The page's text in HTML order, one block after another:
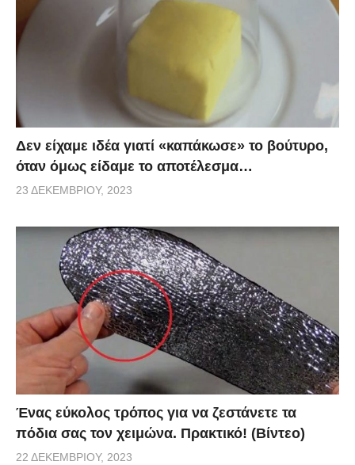
Δεν είχαμε ιδέα γιατί «καπάκωσε» το βούτυρο,
όταν όμως είδαμε το αποτέλεσμα…
23 ΔΕΚΕΜΒΡΊΟΥ, 2023
Ένας εύκολος τρόπος για να ζεστάνετε τα
πόδια σας τον χειμώνα. Πρακτικό! (Βίντεο)
22 ΔΕΚΕΜΒΡΊΟΥ, 2023